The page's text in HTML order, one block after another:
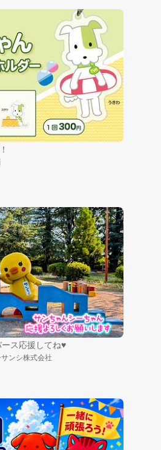
ス応援してね♥
ンシ株式会社